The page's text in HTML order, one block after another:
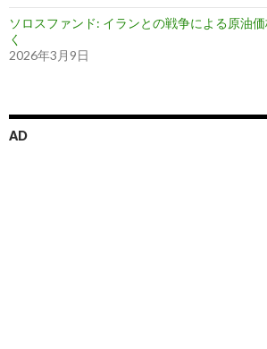
ソロスファンド: イランとの戦争による原油
く
2026年3月9日
AD